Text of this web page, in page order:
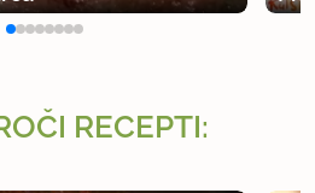
ti ni treba ostati v trgovini
RECEPTI: